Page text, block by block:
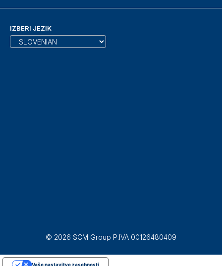
IZBERI JEZIK
© 2026 SCM Group P.IVA 00126480409
Vaše nastavitve zasebnosti